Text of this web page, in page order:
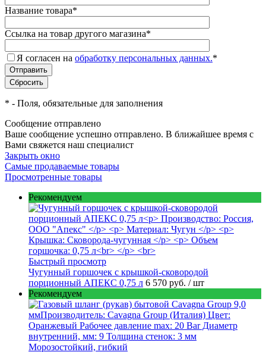
Название товара*
Ссылка на товар другого магазина*
Я согласен на обработку персональных данных.*
* - Поля, обязательные для заполнения
Сообщение отправлено
Ваше сообщение успешно отправлено. В ближайшее время с
Вами свяжется наш специалист
Закрыть окно
Самые продаваемые товары
Просмотренные товары
Рекомендуем
Быстрый просмотр
Чугунный горшочек с крышкой-сковородой
порционный АПЕКС 0,75 л 6 570 руб. / шт
Рекомендуем